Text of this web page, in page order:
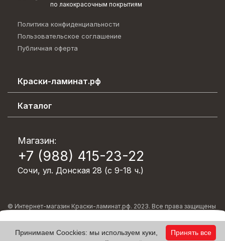
по лакокрасочным покрытиям
Политика конфиденциальности
Пользовательское соглашение
Публичная оферта
Краски-ламинат.рф
Вопрос-ответ
Контакты
Блог
Сотрудничество
Оплата и доставка
Каталог
Лакокрасочные материалы
Обои/Стеклохолст/Клей
Пена монтажная/Герметики/Клея
Клей для ПВХ
Магазин:
+7 (988) 415-23-22
Сочи, ул. Донская 28 (с 9-18 ч.)
© Интернет-магазин Краски-ламинат.рф. 2023. Все права защищены
Принять все
Принимаем Coockies: мы используем куки,